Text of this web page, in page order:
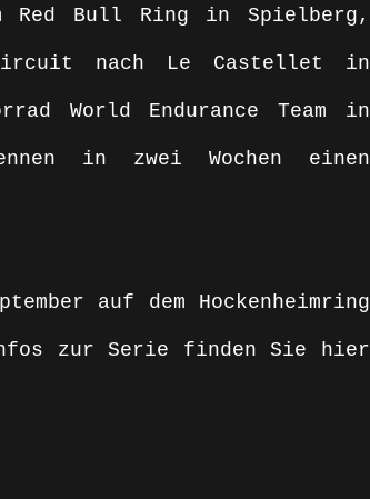
Red Bull Ring in Spielberg,
nach Le Castellet in
World Endurance Team in
in zwei Wochen einen
auf dem Hockenheimring